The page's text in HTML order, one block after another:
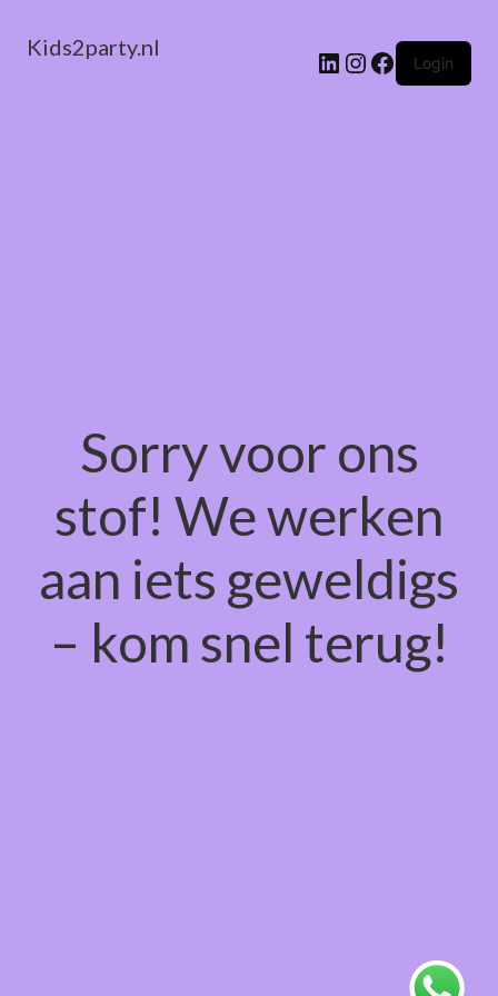
Kids2party.nl LinkedIn
Instagram
Facebook
Login
Sorry voor ons
stof! We werken
aan iets geweldigs
– kom snel terug!